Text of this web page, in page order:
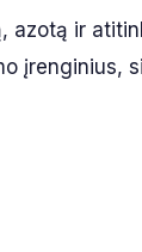
azotą ir
įrenginius,